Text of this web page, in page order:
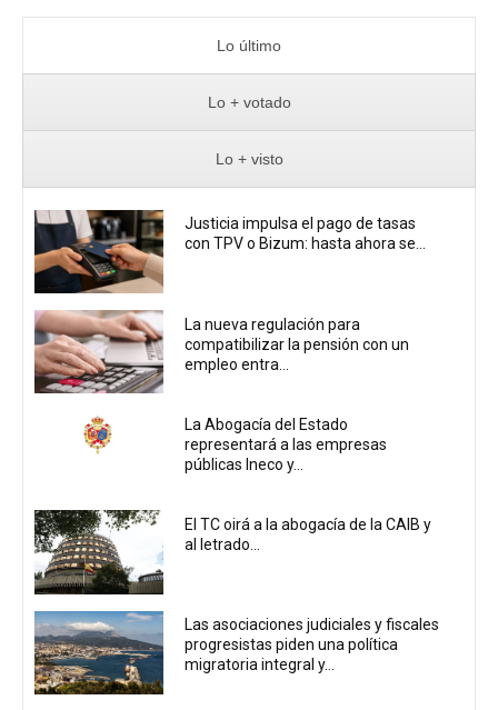
Lo último
Lo + votado
Lo + visto
Justicia impulsa el pago de tasas
con TPV o Bizum: hasta ahora se...
La nueva regulación para
compatibilizar la pensión con un
empleo entra...
La Abogacía del Estado
representará a las empresas
públicas Ineco y...
El TC oirá a la abogacía de la CAIB y
al letrado...
Las asociaciones judiciales y fiscales
progresistas piden una política
migratoria integral y...